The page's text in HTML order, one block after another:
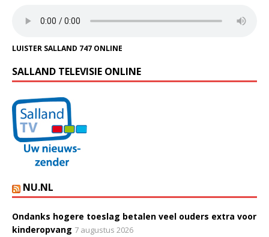
LUISTER SALLAND 747 ONLINE
SALLAND TELEVISIE ONLINE
NU.NL
Ondanks hogere toeslag betalen veel ouders extra voor
kinderopvang 7 augustus 2026